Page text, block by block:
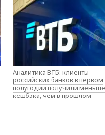
Аналитика ВТБ: клиенты
российских банков в первом
полугодии получили меньше
кешбэка, чем в прошлом